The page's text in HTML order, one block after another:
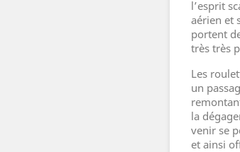
l’esprit
aérien et
portent
très très
Les
un
la
venir se
et ainsi